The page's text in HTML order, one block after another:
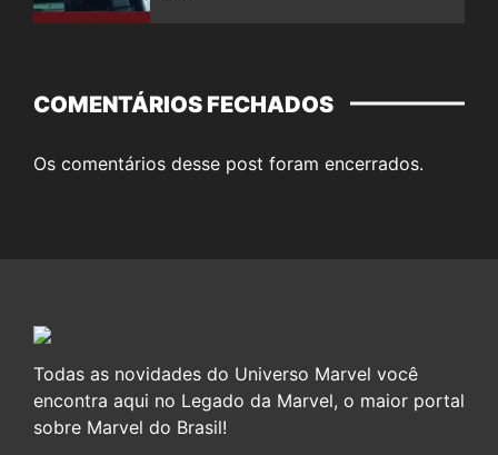
COMENTÁRIOS FECHADOS
Os comentários desse post foram encerrados.
Todas as novidades do Universo Marvel você
encontra aqui no Legado da Marvel, o maior portal
sobre Marvel do Brasil!